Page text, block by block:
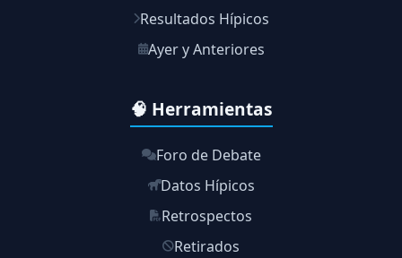
Resultados Hípicos
Ayer y Anteriores
🧠 Herramientas
Foro de Debate
Datos Hípicos
Retrospectos
Retirados